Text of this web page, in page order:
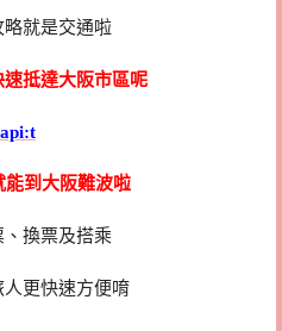
就是交通啦
抵達大阪市區呢
能到大阪難波啦
換票及搭乘
更快速方便唷